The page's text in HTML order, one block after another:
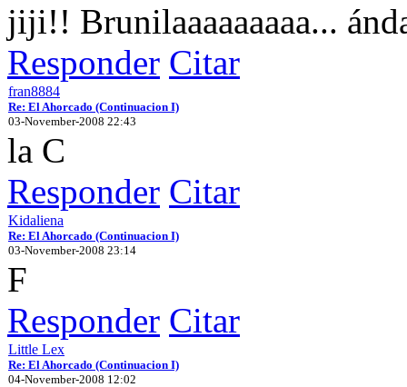
jiji!! Brunilaaaaaaaaa...
Responder Citar
fran8884
Re: El Ahorcado (Continuacion I)
03-November-2008 22:43
la C
Responder Citar
Kidaliena
Re: El Ahorcado (Continuacion I)
03-November-2008 23:14
F
Responder Citar
Little Lex
Re: El Ahorcado (Continuacion I)
04-November-2008 12:02